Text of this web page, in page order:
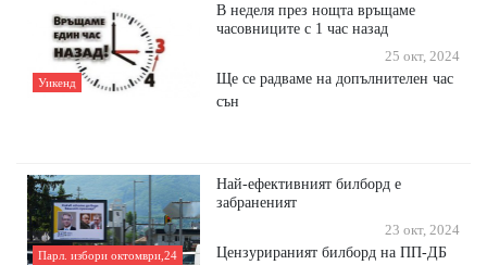
Уикенд
В неделя през нощта връщаме
часовниците с 1 час назад
25 окт, 2024
Ще се радваме на допълнителен час
сън
Парл. избори октомври,24
Най-ефективният билборд е
забраненият
23 окт, 2024
Цензурираният билборд на ПП-ДБ